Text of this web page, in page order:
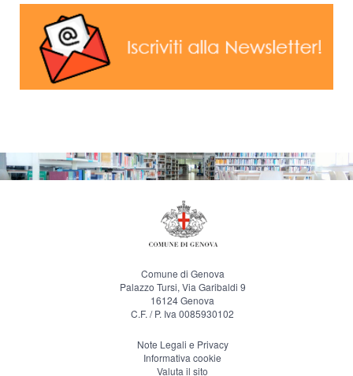
Comune di Genova
Palazzo Tursi, Via Garibaldi 9
16124 Genova
C.F. / P. Iva 0085930102
Note Legali e Privacy
Informativa cookie
Valuta il sito